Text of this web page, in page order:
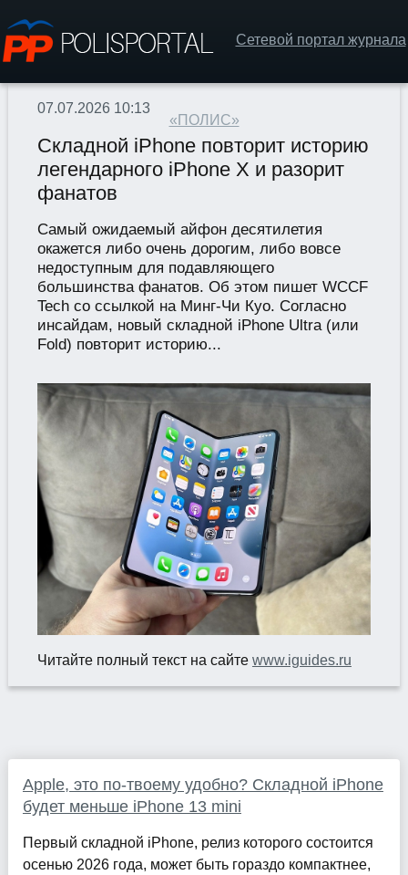
Сетевой портал журнала
«ПОЛИС»
07.07.2026 10:13
Складной iPhone повторит историю
легендарного iPhone X и разорит
фанатов
Самый ожидаемый айфон десятилетия
окажется либо очень дорогим, либо вовсе
недоступным для подавляющего
большинства фанатов. Об этом пишет WCCF
Tech со ссылкой на Минг-Чи Куо. Согласно
инсайдам, новый складной iPhone Ultra (или
Fold) повторит историю...
Читайте полный текст на сайте www.iguides.ru
Apple, это по-твоему удобно? Складной iPhone
будет меньше iPhone 13 mini
Первый складной iPhone, релиз которого состоится
осенью 2026 года, может быть гораздо компактнее,